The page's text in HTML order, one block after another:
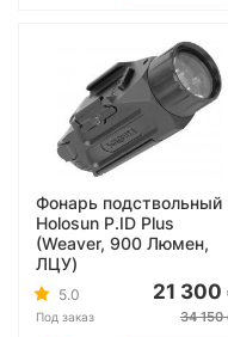
Фонарь подствольный
Holosun P.ID Plus
(Weaver, 900 Люмен,
ЛЦУ)
5.0
Под заказ
21 300
34 150